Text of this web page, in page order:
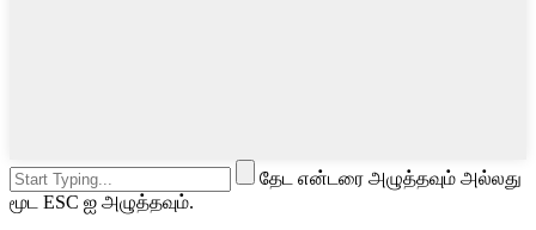
தேட என்டரை அழுத்தவும் அல்லது
மூட ESC ஐ அழுத்தவும்.